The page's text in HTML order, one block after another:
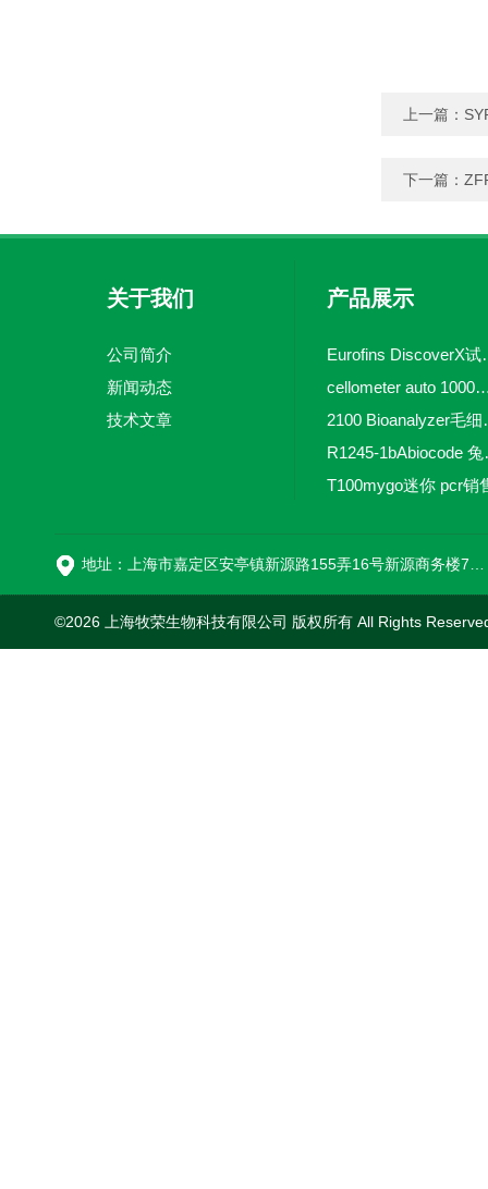
上一篇：
下一篇：
关于我们
公司简介
新闻动态
技术文章
产品展示
cellometer auto 1000全自
2100
T100mygo迷你 pcr销
©2026 上海牧荣生物科技有限公司 版权所有 All Rights